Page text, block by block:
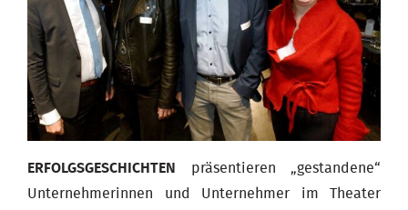
ERFOLGSGESCHICHTEN
präsentieren „gestandene“
Unternehmerinnen und Unternehmer im Theater